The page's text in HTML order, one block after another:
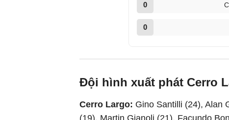
0
0
Đội hình xuất phát Cerro
Cerro Largo: Gino Santilli (24), Alan
(19), Martin Gianoli (21), Facundo